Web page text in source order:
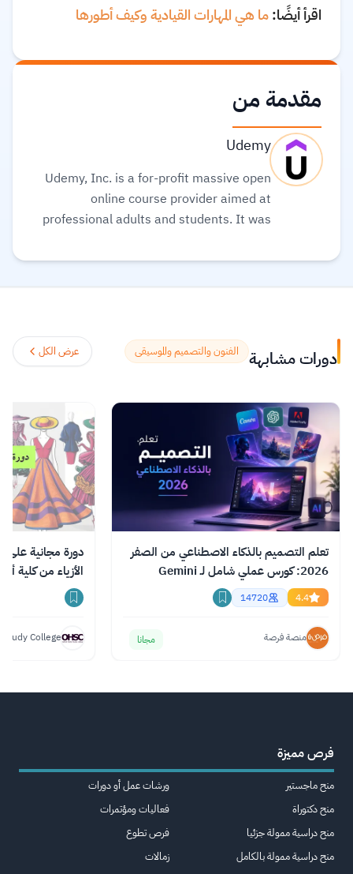
اقرأ أيضًا:ما هي المهارات القيادية وكيف أطورها
مقدمة من
Udemy
Udemy, Inc. is a for-profit massive open
online course provider aimed at
professional adults and students. It was
community and course catalog get bigger
prepare for the path ahead.
اقرأ المزيد.
دورات مشابهة الفنون والتصميم والموسيقى عرض الكل
تعلم التصميم بالذكاء الاصطناعي من الصفر
2026: كورس عملي شامل لـ Gemini
وChatGPT وClaude
4.4
14720
منصة فرصة مجانا
دورة مجانية على
الأزياء من كلية
College
فرص مميزة
منح ماجستير
منح دكتوراة
منح دراسية ممولة جزئيا
منح دراسية ممولة بالكامل
ورشات عمل أو دورات
فعاليات ومؤتمرات
فرص تطوع
زمالات